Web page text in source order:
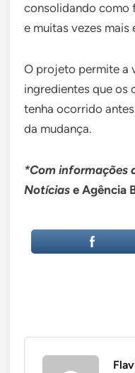
consolidando como
e muitas vezes mais
O projeto permite a
ingredientes que os
tenha ocorrido
da mudança.
*Com informações
Notícias e Agência